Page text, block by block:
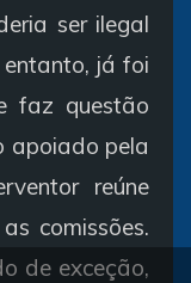
ser ilegal
já foi
faz questão
apoiado pela
reúne
comissões.
de exceção,